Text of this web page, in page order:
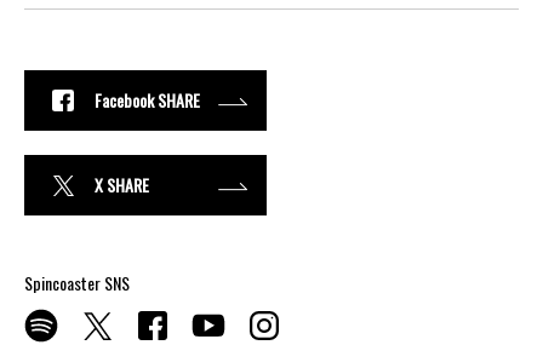
Facebook SHARE
X SHARE
Spincoaster SNS